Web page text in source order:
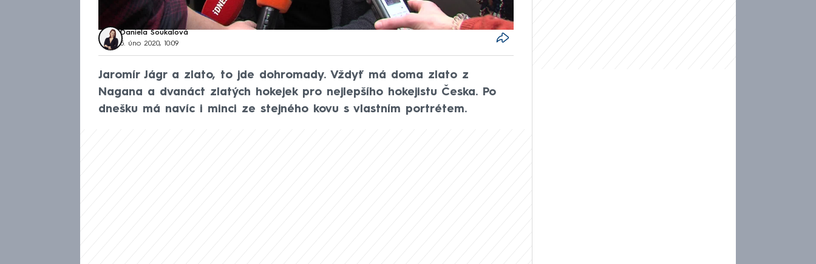
Daniela Soukalová
5. úno 2020, 10:09
Jaromír Jágr a zlato, to jde dohromady. Vždyť má doma zlato z
Nagana a dvanáct zlatých hokejek pro nejlepšího hokejistu Česka. Po
dnešku má navíc i minci ze stejného kovu s vlastním portrétem.